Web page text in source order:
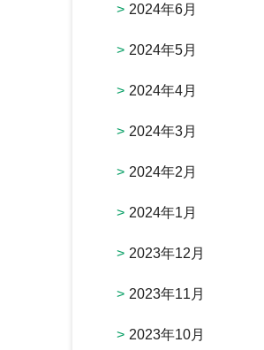
2024年6月
2024年5月
2024年4月
2024年3月
2024年2月
2024年1月
2023年12月
2023年11月
2023年10月